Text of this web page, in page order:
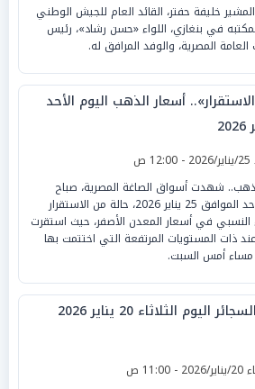
خليفة حفتر، القائد العام للجيش الوطني
في بنغازي، اللواء «حسن رشاد»، رئيس
العامة المصرية، والوفد المرافق له.
أسعار الذهب اليوم الأحد
ص
شهدت أسواق الصاغة المصرية، صباح
اليوم الأحد الموافق 25 يناير 2026، حالة من الاستقرار
النسبي في أسعار المعدن الأصفر، حيث استقرت
ذات المستويات المرتفعة التي اختتمت بها
مساء أمس السبت.
اليوم الثلاثاء 20 يناير 2026
ص